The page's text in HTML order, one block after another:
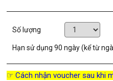
Số lượng
Hạn sử dụng90 ngày (kể từ
☞ Cách nhận voucher sau khi